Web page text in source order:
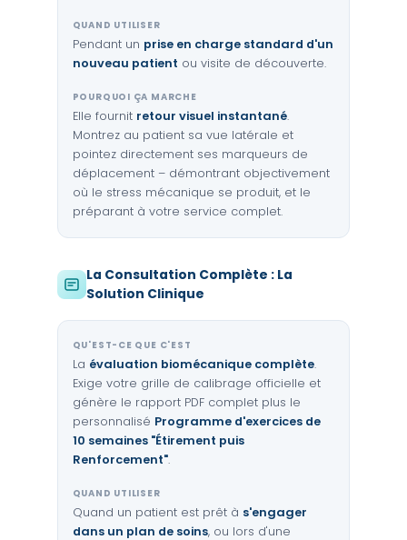
QUAND UTILISER
Pendant un prise en charge standard d'un
nouveau patient ou visite de découverte.
POURQUOI ÇA MARCHE
Elle fournit retour visuel instantané.
Montrez au patient sa vue latérale et
pointez directement ses marqueurs de
déplacement – démontrant objectivement
où le stress mécanique se produit, et le
préparant à votre service complet.
La Consultation Complète : La
Solution Clinique
QU'EST-CE QUE C'EST
La évaluation biomécanique complète.
Exige votre grille de calibrage officielle et
génère le rapport PDF complet plus le
personnalisé Programme d'exercices de
10 semaines "Étirement puis
Renforcement".
QUAND UTILISER
Quand un patient est prêt à s'engager
dans un plan de soins, ou lors d'une